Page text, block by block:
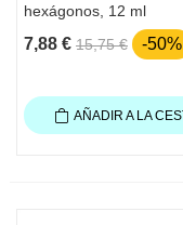
hexágonos, 12 ml
7,88 € 15,75 € -50%
AÑADIR A LA